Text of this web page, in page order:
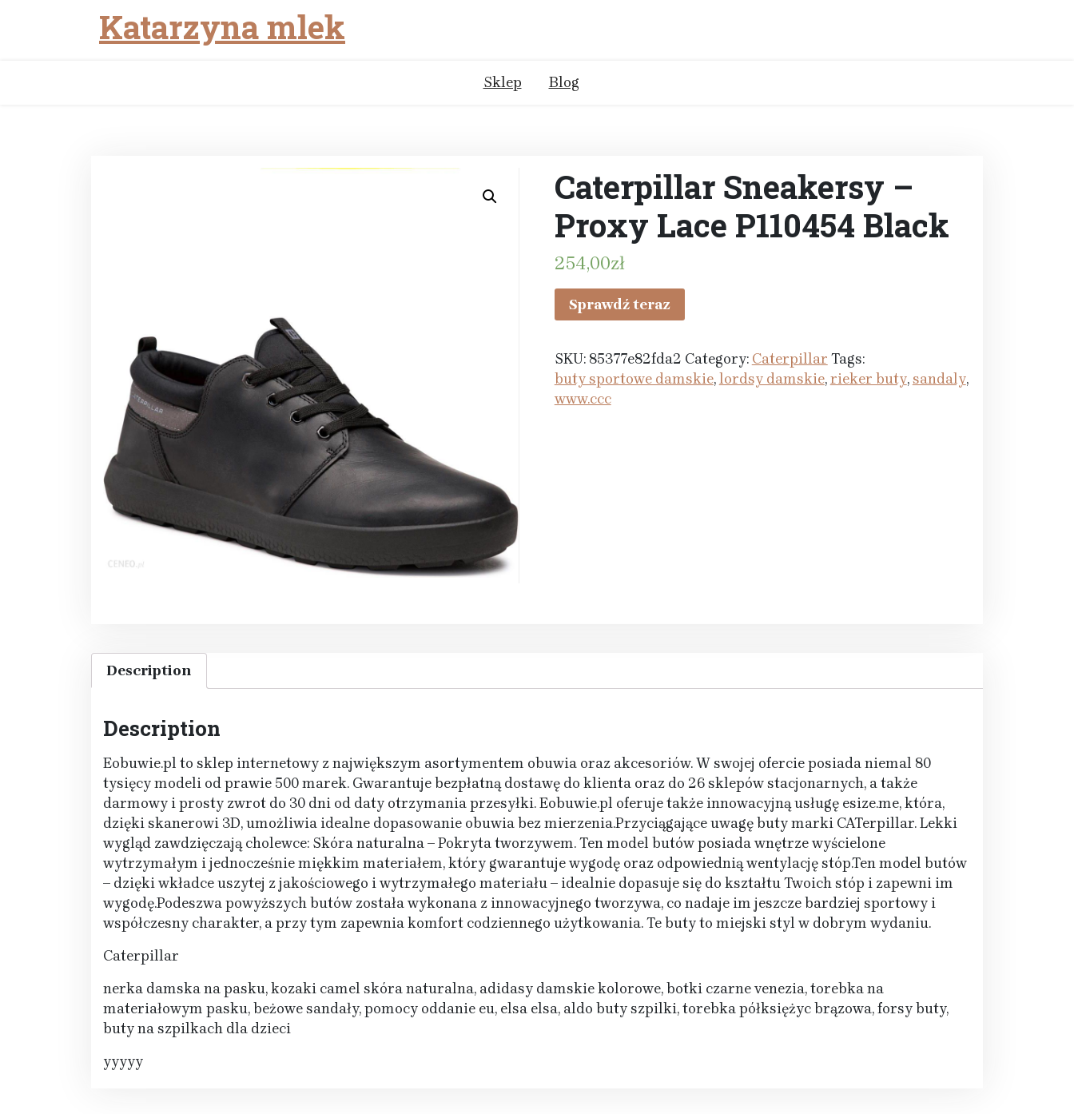
Katarzyna mlek
Sklep Blog
Caterpillar Sneakersy –
Proxy Lace P110454 Black
254,00zł
Sprawdź teraz
SKU: 85377e82fda2 Category: Caterpillar Tags:
buty sportowe damskie,lordsy damskie,rieker buty,sandaly,
www.ccc
Description
Description
Eobuwie.pl to sklep internetowy z największym asortymentem obuwia oraz akcesoriów. W swojej ofercie posiada niemal 80
tysięcy modeli od prawie 500 marek. Gwarantuje bezpłatną dostawę do klienta oraz do 26 sklepów stacjonarnych, a także
darmowy i prosty zwrot do 30 dni od daty otrzymania przesyłki. Eobuwie.pl oferuje także innowacyjną usługę esize.me, która,
dzięki skanerowi 3D, umożliwia idealne dopasowanie obuwia bez mierzenia.Przyciągające uwagę buty marki CATerpillar. Lekki
wygląd zawdzięczają cholewce: Skóra naturalna – Pokryta tworzywem. Ten model butów posiada wnętrze wyścielone
wytrzymałym i jednocześnie miękkim materiałem, który gwarantuje wygodę oraz odpowiednią wentylację stóp.Ten model butów
– dzięki wkładce uszytej z jakościowego i wytrzymałego materiału – idealnie dopasuje się do kształtu Twoich stóp i zapewni im
wygodę.Podeszwa powyższych butów została wykonana z innowacyjnego tworzywa, co nadaje im jeszcze bardziej sportowy i
współczesny charakter, a przy tym zapewnia komfort codziennego użytkowania. Te buty to miejski styl w dobrym wydaniu.
Caterpillar
nerka damska na pasku, kozaki camel skóra naturalna, adidasy damskie kolorowe, botki czarne venezia, torebka na
materiałowym pasku, beżowe sandały, pomocy oddanie eu, elsa elsa, aldo buty szpilki, torebka półksiężyc brązowa, forsy buty,
buty na szpilkach dla dzieci
yyyyy